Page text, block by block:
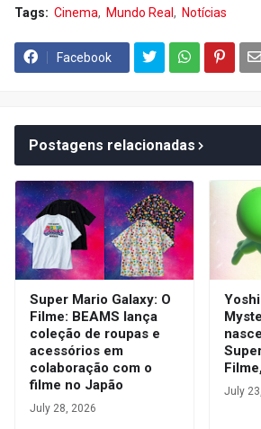
Tags: Cinema Mundo Real Notícias
Facebook
Postagens relacionadas
Super Mario Galaxy: O
Filme: BEAMS lança
coleção de roupas e
acessórios em
colaboração com o
filme no Japão
July 28, 2026
July